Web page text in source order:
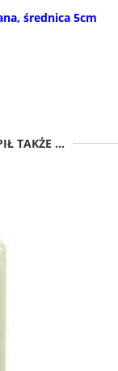
średnica 5cm
TAKŻE ...